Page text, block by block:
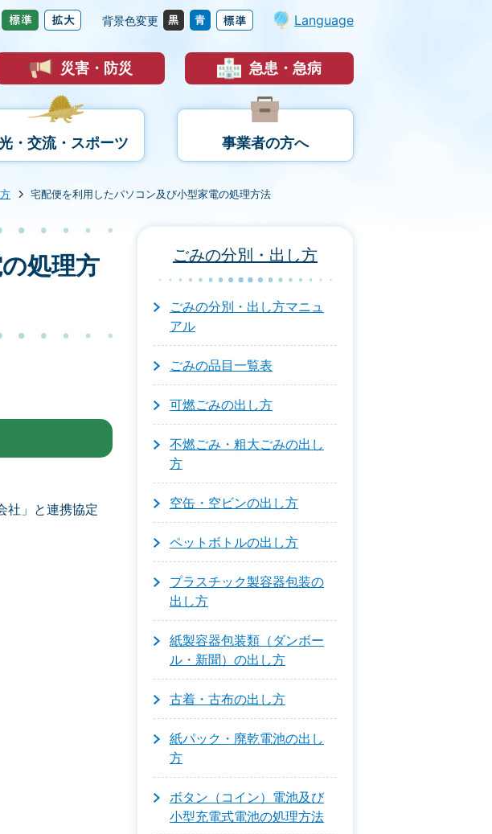
背景色変更 Language
災害・防災 急患・急病
・交流・スポーツ 事業者の方へ
宅配便を利用したパソコン及び小型家電の処理方法
処理方
社」と連携協定
ごみの分別・出し方
ごみの分別・出し方マニュ
アル
ごみの品目一覧表
可燃ごみの出し方
不燃ごみ・粗大ごみの出し
方
空缶・空ビンの出し方
ペットボトルの出し方
プラスチック製容器包装の
出し方
紙製容器包装類（ダンボー
ル・新聞）の出し方
古着・古布の出し方
紙パック・廃乾電池の出し
方
ボタン（コイン）電池及び
小型充電式電池の処理方法